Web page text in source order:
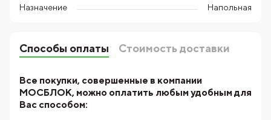
Назначение Напольная
Способы оплаты Стоимость доставки
Все покупки, совершенные в компании
МОСБЛОК, можно оплатить любым удобным для
Вас способом: